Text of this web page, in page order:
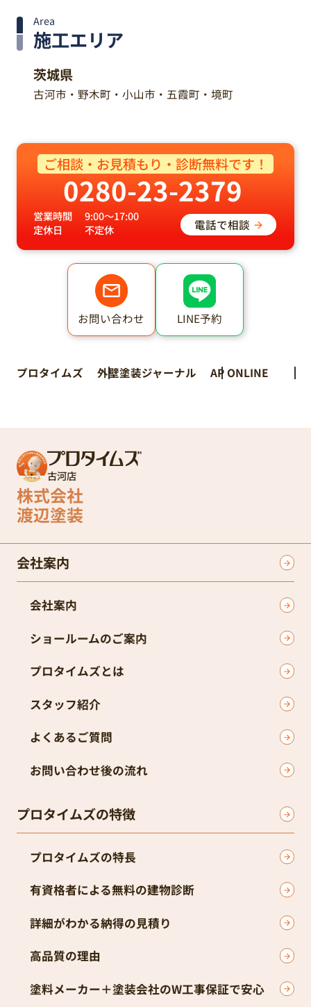
施工エリア
Area
茨城県
古河市・野木町・小山市・五霞町・境町
ご相談・お見積もり・診断無料です！
0280-23-2379
営業時間
9:00～17:00
定休日
不定休 電話で相談
お問い合わせ LINE予約
プロタイムズ 外壁塗装ジャーナル AP ONLINE
古河店
株式会社
渡辺塗装
会社案内
会社案内
ショールームのご案内
プロタイムズとは
スタッフ紹介
よくあるご質問
お問い合わせ後の流れ
プロタイムズの特徴
プロタイムズの特長
有資格者による無料の建物診断
詳細がわかる納得の見積り
高品質の理由
塗料メーカー＋塗装会社のW工事保証で安心